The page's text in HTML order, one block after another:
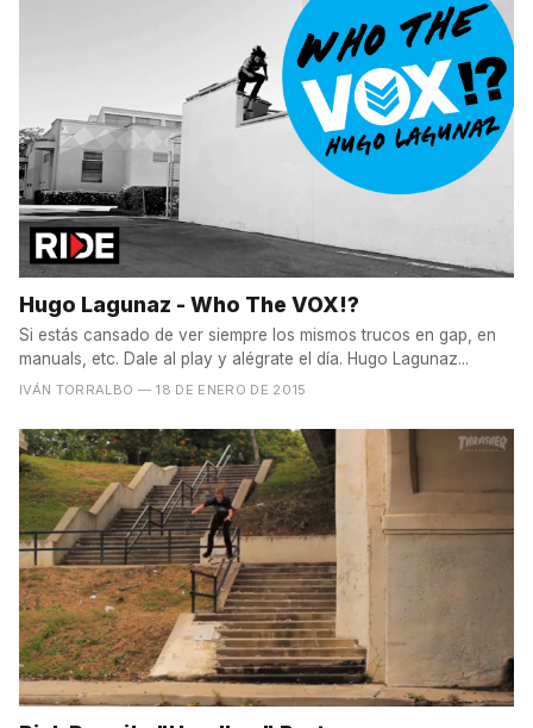
Hugo Lagunaz - Who The VOX!?
Si estás cansado de ver siempre los mismos trucos en gap, en
manuals, etc. Dale al play y alégrate el día. Hugo Lagunaz...
IVÁN TORRALBO — 18 DE ENERO DE 2015